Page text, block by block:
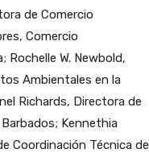
de Comercio
Comercio
Rochelle W. Newbold,
Ambientales en la
Richards, Directora de
Kennethia
Coordinación Técnica de